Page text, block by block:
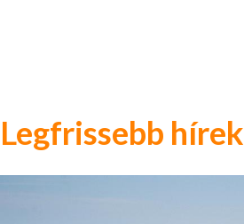
Legfrissebb hírek